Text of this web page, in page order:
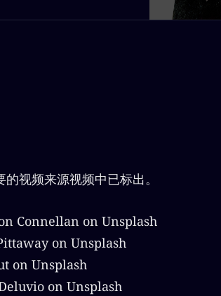
视频来源视频中已标出。
Connellan on Unsplash
on Unsplash
on Unsplash
on Unsplash